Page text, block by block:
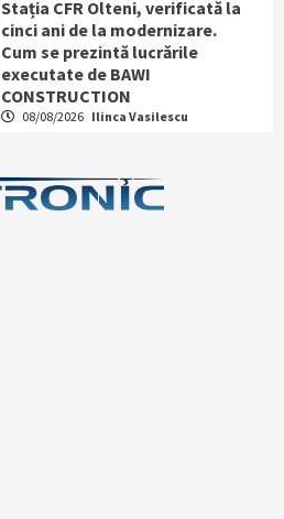
Stația CFR Olteni, verificată la
cinci ani de la modernizare.
Cum se prezintă lucrările
executate de BAWI
CONSTRUCTION
08/08/2026 Ilinca Vasilescu